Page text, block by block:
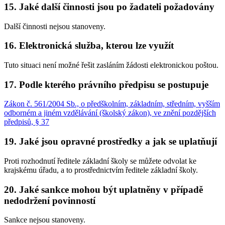
15. Jaké další činnosti jsou po žadateli požadovány
Další činnosti nejsou stanoveny.
16. Elektronická služba, kterou lze využít
Tuto situaci není možné řešit zasláním žádosti elektronickou poštou.
17. Podle kterého právního předpisu se postupuje
Zákon č. 561/2004 Sb., o předškolním, základním, středním, vyšším
odborném a jiném vzdělávání (školský zákon), ve znění pozdějších
předpisů, § 37
19. Jaké jsou opravné prostředky a jak se uplatňují
Proti rozhodnutí ředitele základní školy se můžete odvolat ke
krajskému úřadu, a to prostřednictvím ředitele základní školy.
20. Jaké sankce mohou být uplatněny v případě
nedodržení povinností
Sankce nejsou stanoveny.